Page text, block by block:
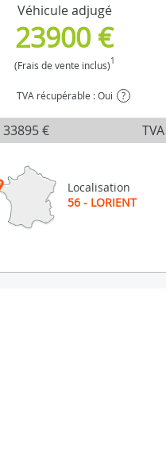
Véhicule adjugé
23900 €
(Frais de vente inclus)1
TVA récupérable : Oui ?
33895 €
Localisation
56 - LORIENT